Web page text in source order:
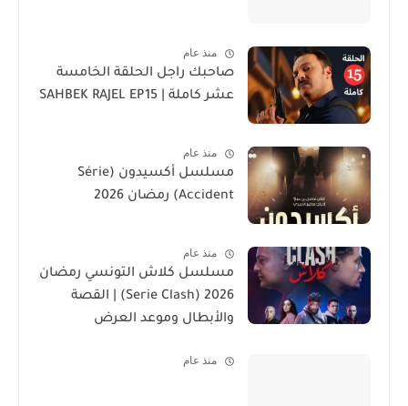
منذ عام
صاحبك راجل الحلقة الخامسة
عشر كاملة | SAHBEK RAJEL EP15
منذ عام
مسلسل أكسيدون (Série
Accident) رمضان 2026
منذ عام
مسلسل كلاش التونسي رمضان
2026 (Serie Clash) | القصة
والأبطال وموعد العرض
منذ عام